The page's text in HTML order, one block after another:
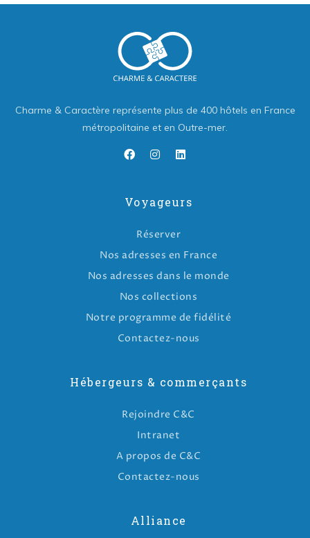
Charme & Caractère représente plus de 400 hôtels en France
métropolitaine et en Outre-mer.
Voyageurs
Réserver
Nos adresses en France
Nos adresses dans le monde
Nos collections
Notre programme de fidélité
Contactez-nous
Hébergeurs & commerçants
Rejoindre C&C
Intranet
A propos de C&C
Contactez-nous
Alliance